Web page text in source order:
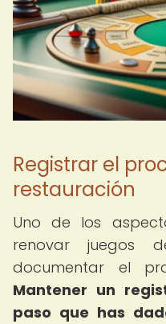
Registrar el
restauración
Uno de los
renovar juegos
documentar el
Mantener un
paso que has